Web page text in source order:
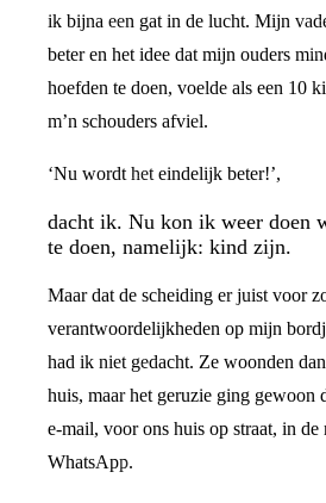
ik bijna een gat in de lucht. Mijn
beter en het idee dat mijn ouders
hoefden te doen, voelde als een 10
m’n schouders afviel.
‘Nu wordt het eindelijk beter!’,
dacht ik. Nu kon ik weer doen
te doen, namelijk: kind zijn.
Maar dat de scheiding er juist voor
verantwoordelijkheden op mijn
had ik niet gedacht. Ze woonden
huis, maar het geruzie ging gewoon
e-mail, voor ons huis op straat, in de
WhatsApp.